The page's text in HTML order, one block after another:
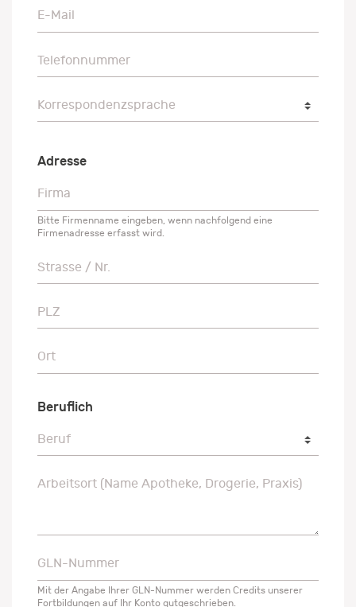
E-Mail
E-Mail
Telefonnummer
Telefonnummer
Korrespondenzsprache
Korrespondenzsprache
Adresse
Firma
Firma
Bitte Firmenname eingeben, wenn nachfolgend eine
Firmenadresse erfasst wird.
Strasse / Nr.
Strasse / Nr.
PLZ
PLZ
Ort
Ort
Beruflich
Beruf
Beruf
Arbeitsort (Name Apotheke, Drogerie, Praxis)
Arbeitsort (Name Apotheke, Drogerie, Praxis)
GLN-Nummer
GLN-Nummer
Mit der Angabe Ihrer GLN-Nummer werden Credits unserer
Fortbildungen auf Ihr Konto gutgeschrieben.